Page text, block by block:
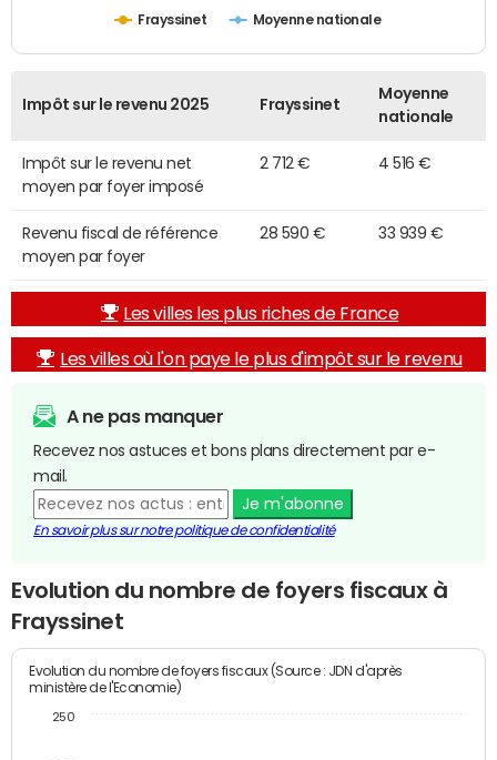
Frayssinet Moyenne nationale
Impôt sur le revenu 2025 Frayssinet
Moyenne
nationale
Impôt sur le revenu net
moyen par foyer imposé
2 712 € 4 516 €
Revenu fiscal de référence
moyen par foyer
28 590 € 33 939 €
Les villes les plus riches de France
Les villes où l'on paye le plus d'impôt sur le revenu
A ne pas manquer
Recevez nos astuces et bons plans directement par e-
mail.
Je m'abonne
En savoir plus sur notre politique de confidentialité
Evolution du nombre de foyers fiscaux à
Frayssinet
Evolution du nombre de foyers fiscaux (Source : JDN d'après
ministère de l'Economie)
250